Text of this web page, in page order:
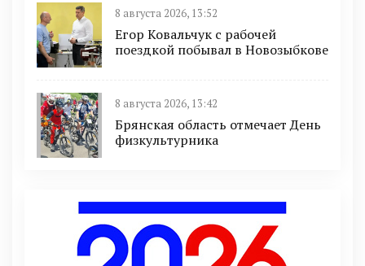
8 августа 2026, 13:52
Егор Ковальчук с рабочей
поездкой побывал в Новозыбкове
8 августа 2026, 13:42
Брянская область отмечает День
физкультурника